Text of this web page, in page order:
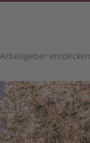
Arbeitgeber entdecken